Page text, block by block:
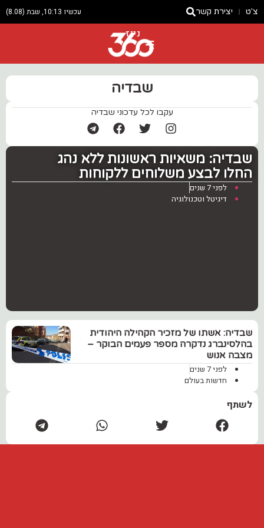
צ'ט יצירת קשר עכשיו 10:13, שבת (8.08)
ניוז
שבדיה
עקבו לכל עדכוני שבדיה
‏שבדיה: משאיות ראשונות ללא נהג
החלו לבצע משלוחים ללקוחות
לפני 7 שנים
דיגיטל וטכנולוגיה
‏שבדיה: אשתו של מזכיר הקהילה היהודית
בהלסינברג נדקרה מספר פעמים הבוקר –
מצבה אנוש
לפני 7 שנים
חדשות בעולם
לשתף